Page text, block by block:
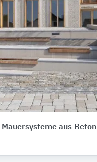
Mauersysteme aus Beton